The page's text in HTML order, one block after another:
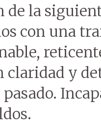
la
con una
claridad y